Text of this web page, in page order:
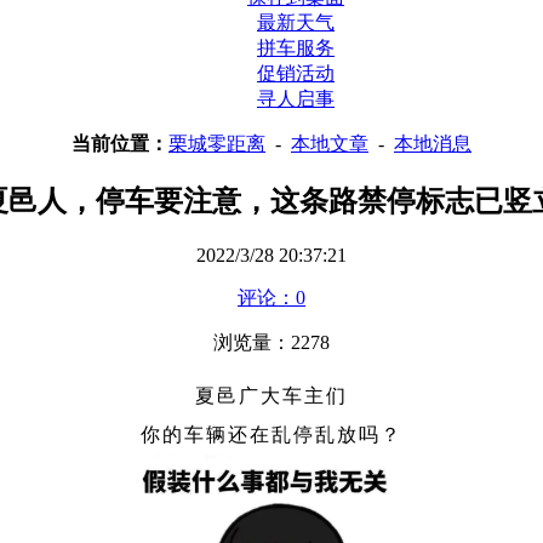
最新天气
拼车服务
促销活动
寻人启事
当前位置： 栗城零距离 - 本地文章 - 本地消息
邑人，停车要注意，这条路禁停标志已竖
2022/3/28 20:37:21
评论：0
浏览量：2278
夏邑广大车主们
你的车辆还在乱停乱放吗？